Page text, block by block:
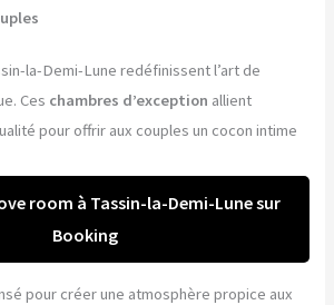
la-Demi-Lune redéfinissent l’art de
Ces chambres d’exception allient
pour offrir aux couples un cocon intime
room à Tassin-la-Demi-Lune sur
Booking
pour créer une atmosphère propice aux